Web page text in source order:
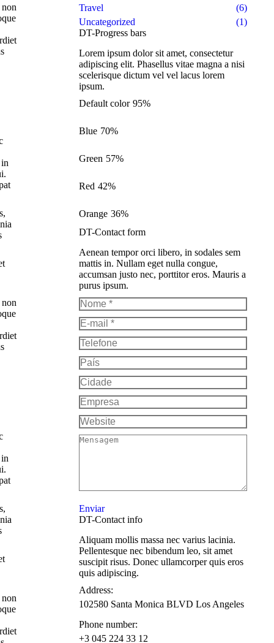
Travel
(6)
Uncategorized
(1)
DT-Progress bars
Lorem ipsum dolor sit amet, consectetur
adipiscing elit. Phasellus vitae magna a nisi
scelerisque dictum vel vel lacus lorem
ipsum.
Default color 95%
Blue 70%
Green 57%
Red 42%
Orange 36%
DT-Contact form
Aenean tempor orci libero, in sodales sem
mattis in. Nullam eget nulla congue,
accumsan justo nec, porttitor eros. Mauris a
purus ipsum.
Nome *
E-mail *
Telefone
País
Cidade
Empresa
Website
Mensagem
Enviar
DT-Contact info
Aliquam mollis massa nec varius lacinia.
Pellentesque nec bibendum leo, sit amet
suscipit risus. Donec ullamcorper quis eros
quis adipiscing.
Address:
102580 Santa Monica BLVD Los Angeles
Phone number:
+3 045 224 33 12